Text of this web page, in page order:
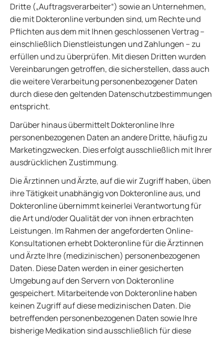
Dritte („Auftragsverarbeiter“) sowie an Unternehmen,
die mit Dokteronline verbunden sind, um Rechte und
Pflichten aus dem mit Ihnen geschlossenen Vertrag –
einschließlich Dienstleistungen und Zahlungen – zu
erfüllen und zu überprüfen. Mit diesen Dritten wurden
Vereinbarungen getroffen, die sicherstellen, dass auch
die weitere Verarbeitung personenbezogener Daten
durch diese den geltenden Datenschutzbestimmungen
entspricht.
Darüber hinaus übermittelt Dokteronline Ihre
personenbezogenen Daten an andere Dritte, häufig zu
Marketingzwecken. Dies erfolgt ausschließlich mit Ihrer
ausdrücklichen Zustimmung.
Die Ärztinnen und Ärzte, auf die wir Zugriff haben, üben
ihre Tätigkeit unabhängig von Dokteronline aus, und
Dokteronline übernimmt keinerlei Verantwortung für
die Art und/oder Qualität der von ihnen erbrachten
Leistungen. Im Rahmen der angeforderten Online-
Konsultationen erhebt Dokteronline für die Ärztinnen
und Ärzte Ihre (medizinischen) personenbezogenen
Daten. Diese Daten werden in einer gesicherten
Umgebung auf den Servern von Dokteronline
gespeichert. Mitarbeitende von Dokteronline haben
keinen Zugriff auf diese medizinischen Daten. Die
betreffenden personenbezogenen Daten sowie Ihre
bisherige Medikation sind ausschließlich für diese